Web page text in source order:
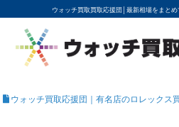
ウォッチ買取買取応援団│ 最新相場をまと
YouTubeで動画を公開中
ROLEXモデル名から買取相場を
高級時計ブランド名から買取相
地域から買取店を探す
店舗名から買取店を探す
ブランド時計を高く売る方法
買取査定を依頼する
ウォッチ買取応援団｜有名店のロレックス